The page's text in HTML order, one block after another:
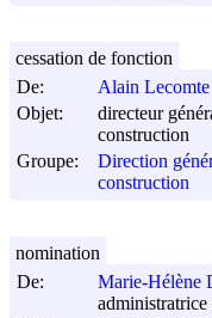
De:
Alain Lecomte
Objet:
directeur
construction
Groupe:
Direction
construction
cessation de fonction
De:
Marie-Hélène
nomination